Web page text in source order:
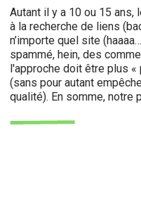
Autant il y a 10 ou 15
à la recherche de liens
n’importe quel site
spammé, hein, des
l'approche doit être plus
(sans pour autant
qualité). En somme, notre